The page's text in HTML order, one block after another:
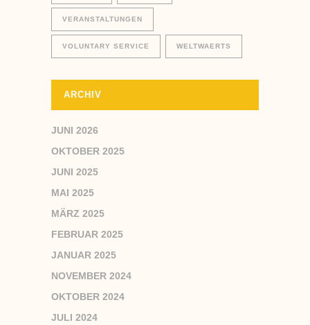
VERANSTALTUNGEN
VOLUNTARY SERVICE WELTWAERTS
ARCHIV
JUNI 2026
OKTOBER 2025
JUNI 2025
MAI 2025
MÄRZ 2025
FEBRUAR 2025
JANUAR 2025
NOVEMBER 2024
OKTOBER 2024
JULI 2024